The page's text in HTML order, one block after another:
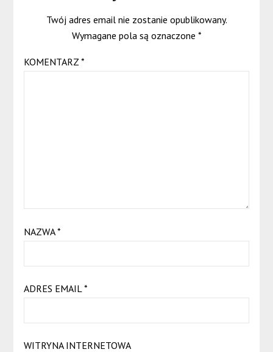
Twój adres email nie zostanie opublikowany.
Wymagane pola są oznaczone *
KOMENTARZ *
NAZWA*
ADRES EMAIL *
WITRYNA INTERNETOWA